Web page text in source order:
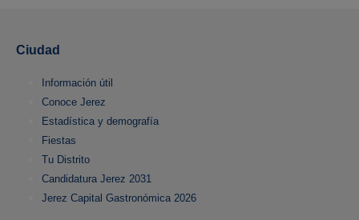
Ciudad
Información útil
Conoce Jerez
Estadística y demografía
Fiestas
Tu Distrito
Candidatura Jerez 2031
Jerez Capital Gastronómica 2026